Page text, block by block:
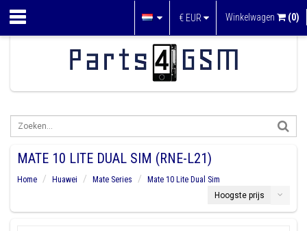
€ EUR Winkelwagen (0)
MATE 10 LITE DUAL SIM (RNE-L21)
Home Huawei Mate Series
Mate 10 Lite Dual Sim
Hoogste prijs